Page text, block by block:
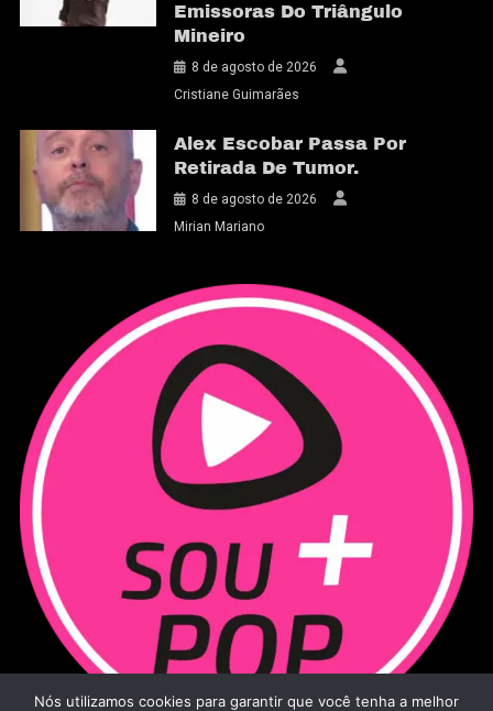
Emissoras Do Triângulo
Mineiro
8 de agosto de 2026
Cristiane Guimarães
Alex Escobar Passa Por
Retirada De Tumor.
8 de agosto de 2026
Mirian Mariano
Nós utilizamos cookies para garantir que você tenha a melhor